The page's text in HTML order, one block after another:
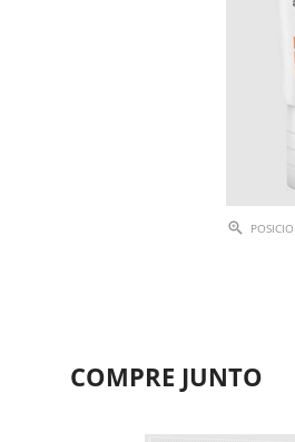
COMPRE JUNTO